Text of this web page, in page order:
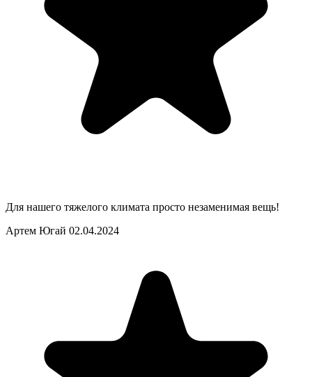
Для нашего тяжелого климата просто незаменимая вещь!
Артем Югай 02.04.2024